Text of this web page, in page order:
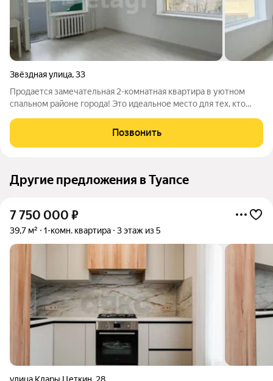
Звёздная улица,33
Продается замечательная 2-комнатная квартира в уютном
спальном районе города! Это идеальное место для тех, кто
наполнена атмосферой уюта, что сделает ваше проживание
здесь по-настоящему
Позвонить
Другие предложения в Туапсе
7 750 000 ₽
39,7 м² 1-комн. квартира 3 этаж из 5